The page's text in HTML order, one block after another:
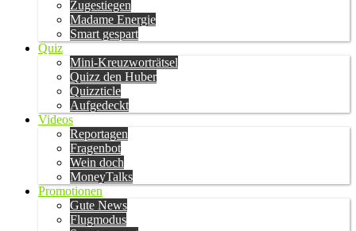
Zugestiegen
Madame Energie
Smart gespart
Quiz
Mini-Kreuzworträtsel
Quizz den Huber
Quizzticle
Aufgedeckt
Videos
Reportagen
Fragenbot
Wein doch
MoneyTalks
Promotionen
Gute News
Flugmodus